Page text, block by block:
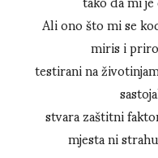
Ali ono što mi se
miris i
testirani na
stvara zaštitni
mjesta ni